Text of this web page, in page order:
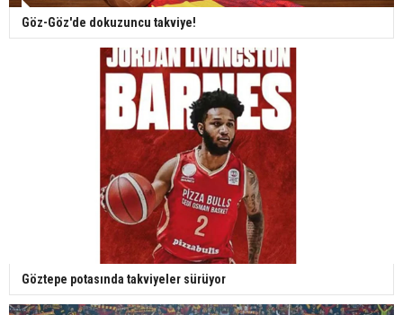
Göz-Göz'de dokuzuncu takviye!
Göztepe potasında takviyeler sürüyor